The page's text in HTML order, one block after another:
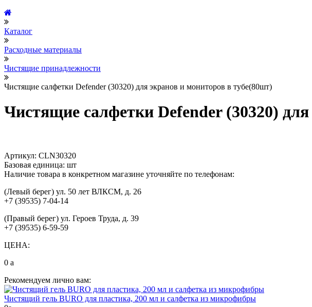
Каталог
Расходные материалы
Чистящие принадлежности
Чистящие салфетки Defender (30320) для экранов и мониторов в тубе(80шт)
Чистящие салфетки Defender (30320)
Артикул: CLN30320
Базовая единица: шт
Наличие товара в конкретном магазине уточняйте по телефонам:
(Левый берег) ул. 50 лет ВЛКСМ, д. 26
+7 (39535) 7-04-14
(Правый берег) ул. Героев Труда, д. 39
+7 (39535) 6-59-59
ЦЕНА:
0 a
Рекомендуем лично вам:
Чистящий гель BURO для пластика, 200 мл и салфетка из микрофибры